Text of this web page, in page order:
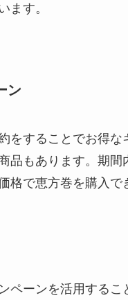
ます。
ン
をすることでお得な
品もあります。期間
格で恵方巻を購入で
ペーンを活用するこ